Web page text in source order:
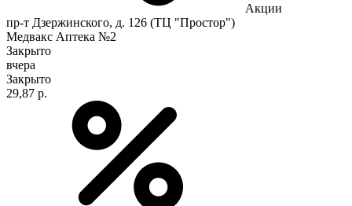
Акции
пр-т Дзержинского, д. 126 (ТЦ "Простор")
Медвакс Аптека №2
Закрыто
вчера
Закрыто
29,87 р.